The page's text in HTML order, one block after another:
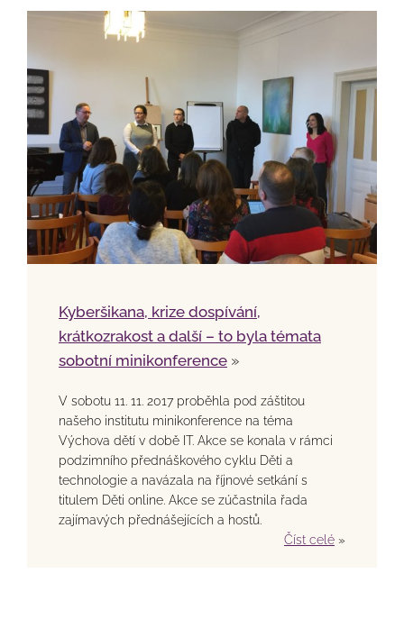
Kyberšikana, krize dospívání,
krátkozrakost a další – to byla témata
sobotní minikonference »
V sobotu 11. 11. 2017 proběhla pod záštitou
našeho institutu minikonference na téma
Výchova dětí v době IT. Akce se konala v rámci
podzimního přednáškového cyklu Děti a
technologie a navázala na říjnové setkání s
titulem Děti online. Akce se zúčastnila řada
zajímavých přednášejících a hostů.
Číst celé »